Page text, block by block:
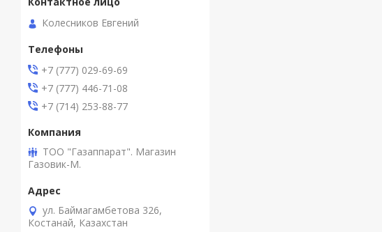
Колесников Евгений
+7 (777) 029-69-69
+7 (777) 446-71-08
+7 (714) 253-88-77
ТОО "Газаппарат". Магазин
Газовик-М.
ул. Баймагамбетова 326,
Костанай, Казахстан